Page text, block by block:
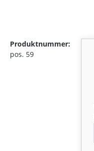
Produktnummer:
pos. 59